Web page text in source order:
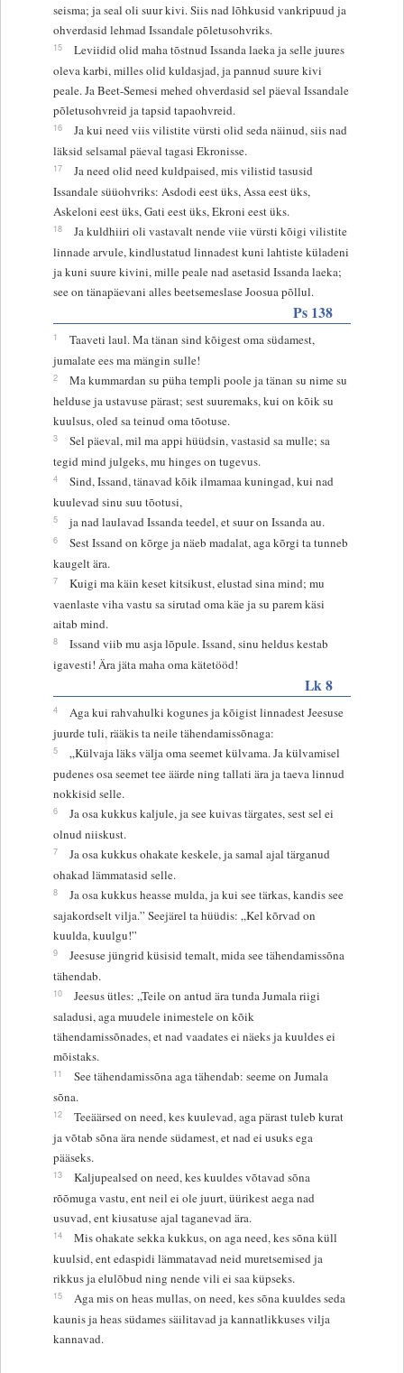
seisma; ja seal oli suur kivi. Siis nad lõhkusid vankripuud ja
ohverdasid lehmad Issandale põletusohvriks.
15
Leviidid olid maha tõstnud Issanda laeka ja selle juures
oleva karbi, milles olid kuldasjad, ja pannud suure kivi
peale. Ja Beet-Semesi mehed ohverdasid sel päeval Issandale
põletusohvreid ja tapsid tapaohvreid.
16
Ja kui need viis vilistite vürsti olid seda näinud, siis nad
läksid selsamal päeval tagasi Ekronisse.
17
Ja need olid need kuldpaised, mis vilistid tasusid
Issandale süüohvriks: Asdodi eest üks, Assa eest üks,
Askeloni eest üks, Gati eest üks, Ekroni eest üks.
18
Ja kuldhiiri oli vastavalt nende viie vürsti kõigi vilistite
linnade arvule, kindlustatud linnadest kuni lahtiste küladeni
ja kuni suure kivini, mille peale nad asetasid Issanda laeka;
see on tänapäevani alles beetsemeslase Joosua põllul.
Ps 138
1
Taaveti laul. Ma tänan sind kõigest oma südamest,
jumalate ees ma mängin sulle!
2
Ma kummardan su püha templi poole ja tänan su nime su
helduse ja ustavuse pärast; sest suuremaks, kui on kõik su
kuulsus, oled sa teinud oma tõotuse.
3
Sel päeval, mil ma appi hüüdsin, vastasid sa mulle; sa
tegid mind julgeks, mu hinges on tugevus.
4
Sind, Issand, tänavad kõik ilmamaa kuningad, kui nad
kuulevad sinu suu tõotusi,
5 ja nad laulavad Issanda teedel, et suur on Issanda au.
6
Sest Issand on kõrge ja näeb madalat, aga kõrgi ta tunneb
kaugelt ära.
7
Kuigi ma käin keset kitsikust, elustad sina mind; mu
vaenlaste viha vastu sa sirutad oma käe ja su parem käsi
aitab mind.
8
Issand viib mu asja lõpule. Issand, sinu heldus kestab
igavesti! Ära jäta maha oma kätetööd!
Lk 8
4
Aga kui rahvahulki kogunes ja kõigist linnadest Jeesuse
juurde tuli, rääkis ta neile tähendamissõnaga:
5
„Külvaja läks välja oma seemet külvama. Ja külvamisel
pudenes osa seemet tee äärde ning tallati ära ja taeva linnud
nokkisid selle.
6
Ja osa kukkus kaljule, ja see kuivas tärgates, sest sel ei
olnud niiskust.
7
Ja osa kukkus ohakate keskele, ja samal ajal tärganud
ohakad lämmatasid selle.
8
Ja osa kukkus heasse mulda, ja kui see tärkas, kandis see
sajakordselt vilja.” Seejärel ta hüüdis: „Kel kõrvad on
kuulda, kuulgu!”
9
Jeesuse jüngrid küsisid temalt, mida see tähendamissõna
tähendab.
10
Jeesus ütles: „Teile on antud ära tunda Jumala riigi
saladusi, aga muudele inimestele on kõik
tähendamissõnades, et nad vaadates ei näeks ja kuuldes ei
mõistaks.
11
See tähendamissõna aga tähendab: seeme on Jumala
sõna.
12
Teeäärsed on need, kes kuulevad, aga pärast tuleb kurat
ja võtab sõna ära nende südamest, et nad ei usuks ega
pääseks.
13
Kaljupealsed on need, kes kuuldes võtavad sõna
rõõmuga vastu, ent neil ei ole juurt, üürikest aega nad
usuvad, ent kiusatuse ajal taganevad ära.
14
Mis ohakate sekka kukkus, on aga need, kes sõna küll
kuulsid, ent edaspidi lämmatavad neid muretsemised ja
rikkus ja elulõbud ning nende vili ei saa küpseks.
15
Aga mis on heas mullas, on need, kes sõna kuuldes seda
kaunis ja heas südames säilitavad ja kannatlikkuses vilja
kannavad.